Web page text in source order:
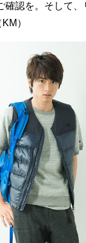
確認を。そして
）